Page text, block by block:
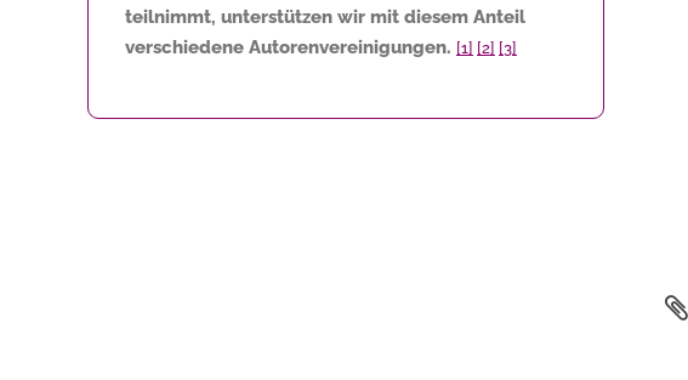
teilnimmt, unterstützen wir mit diesem Anteil
verschiedene Autorenvereinigungen. [1] [2] [3]